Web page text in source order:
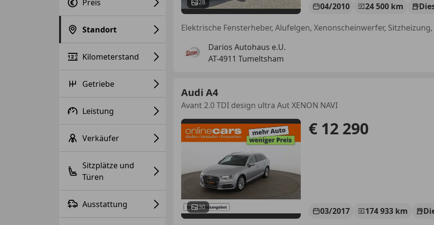
Preis
Standort
Kilometerstand
Getriebe
Leistung
Verkäufer
Sitzplätze und
Türen
Ausstattung
28 04/2010 24 500 km
Darios Autohaus e.U.
AT-4911 Tumeltsham
Audi A4
Avant 2.0 TDI design ultra Aut XENON NAVI
30
€ 12 290
03/2017 174 933 km